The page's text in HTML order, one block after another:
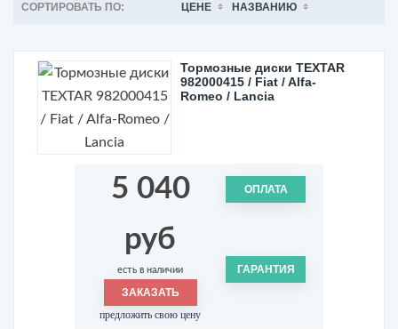
СОРТИРОВАТЬ ПО: ЦЕНЕ НАЗВАНИЮ
Тормозные диски TEXTAR
982000415 / Fiat / Alfa-
Romeo / Lancia
5 040
руб
есть в наличии
ЗАКАЗАТЬ
предложить свою цену
ОПЛАТА
ГАРАНТИЯ